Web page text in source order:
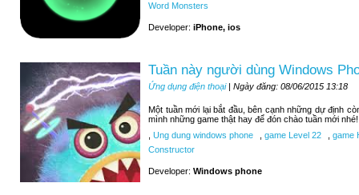
Word Monsters
Developer: iPhone, ios
Tuần này người dùng Windows
Ứng dụng điện thoại| Ngày đăng: 08/06/2015 13:18
Một tuần mới lại bắt đầu, bên cạnh những dự định
mình những game thật hay để đón chào tuần mới nhé!
Ung dung windows phone game Level 22
game
Constructor
Developer: Windows phone